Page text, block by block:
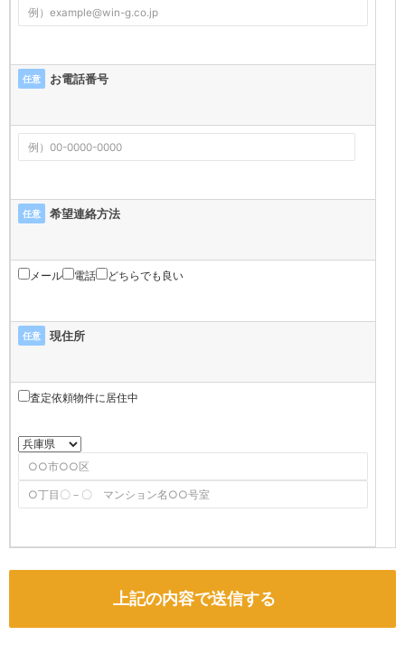
任意 お電話番号
任意 希望連絡方法
メール 電話 どちらでも良い
任意 現住所
査定依頼物件に居住中